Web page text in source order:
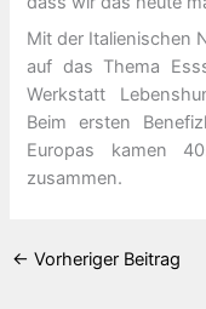
Mit der Italienischen
auf das Thema
Werkstatt
Beim ersten
Europas kamen
zusammen.
← Vorheriger Beitrag